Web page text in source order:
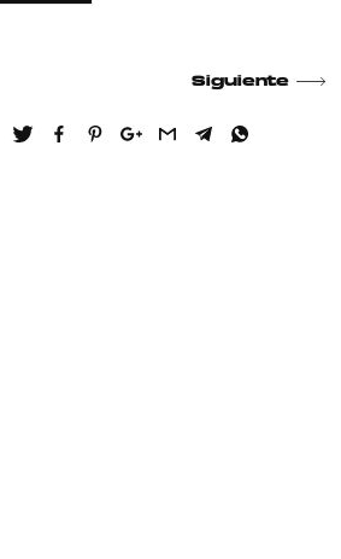
Siguiente